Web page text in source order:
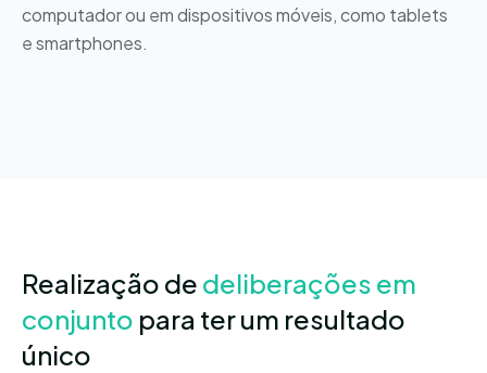
computador ou em dispositivos móveis, como tablets
e smartphones.
Realização de deliberações em
conjunto para ter um resultado
único